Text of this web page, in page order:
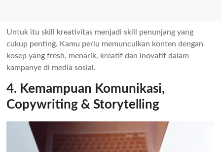
Untuk itu skill kreativitas menjadi skill penunjang yang
cukup penting. Kamu perlu memunculkan konten dengan
kosep yang fresh, menarik, kreatif dan inovatif dalam
kampanye di media sosial.
4. Kemampuan Komunikasi,
Copywriting & Storytelling